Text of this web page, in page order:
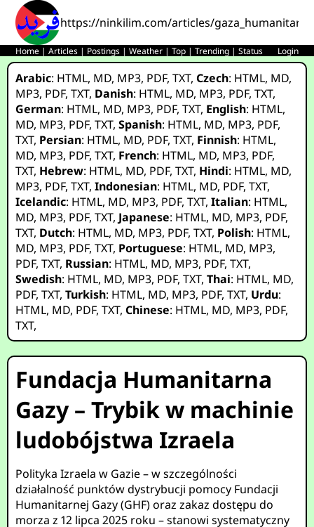
https://ninkilim.com/articles/
Home |Articles | Postings |Weather |Top |Trending |Status Login
Arabic: HTML, MD, MP3, PDF,TXT,Czech: HTML, MD,
MP3, PDF,TXT, Danish: HTML, MD, MP3, PDF,TXT,
German: HTML, MD, MP3, PDF,TXT, English: HTML,
MD, MP3, PDF,TXT,Spanish: HTML, MD, MP3, PDF,
TXT, Persian: HTML, MD, PDF,TXT, Finnish: HTML,
MD, MP3, PDF,TXT, French: HTML, MD, MP3, PDF,
TXT, Hebrew: HTML, MD, PDF,TXT, Hindi: HTML, MD,
MP3, PDF,TXT,Indonesian: HTML, MD, PDF,TXT,
Icelandic: HTML, MD, MP3, PDF,TXT,Italian: HTML,
MD, MP3, PDF,TXT, Japanese: HTML, MD, MP3, PDF,
TXT, Dutch: HTML, MD, MP3, PDF,TXT, Polish: HTML,
MD, MP3, PDF,TXT, Portuguese: HTML, MD, MP3,
PDF,TXT, Russian: HTML, MD, MP3, PDF,TXT,
Swedish: HTML, MD, MP3, PDF,TXT,Thai: HTML, MD,
PDF,TXT,Turkish: HTML, MD, MP3, PDF,TXT, Urdu:
HTML, MD, PDF,TXT,Chinese: HTML, MD, MP3, PDF,
TXT,
Fundacja Humanitarna
Gazy – Trybik w machinie
ludobójstwa Izraela
Polityka Izraela w Gazie – w szczególności
działalność punktów dystrybucji pomocy Fundacji
Humanitarnej Gazy (GHF) oraz zakaz dostępu do
morza z 12 lipca 2025 roku – stanowi systematyczny